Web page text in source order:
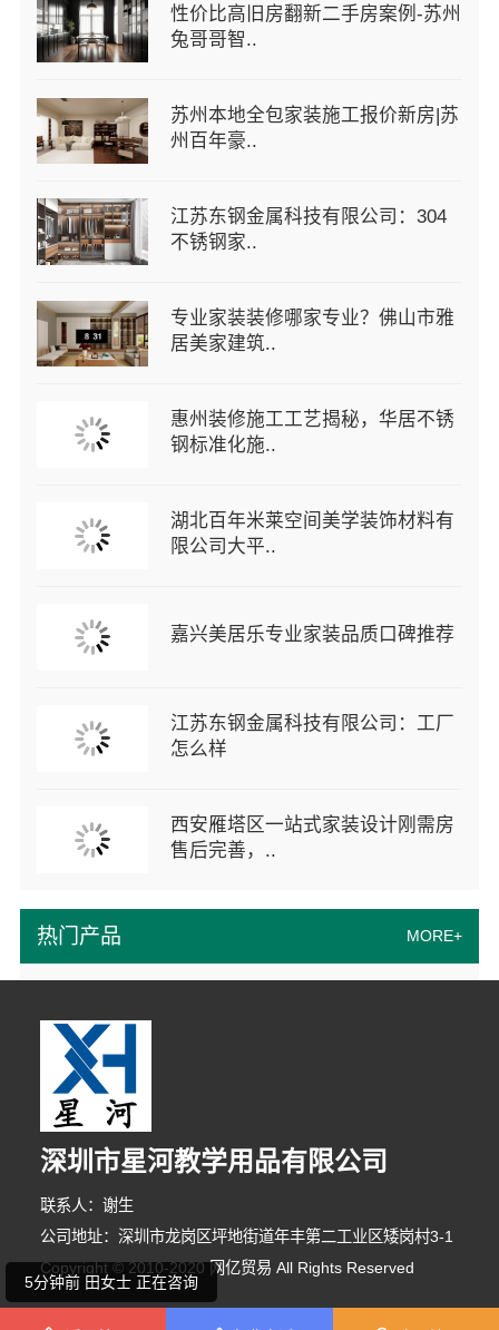
热门产品 MORE+
性价比高旧房翻新二手房案例-苏州
兔哥哥智..
苏州本地全包家装施工报价新房|苏
州百年豪..
江苏东钢金属科技有限公司：304
不锈钢家..
专业家装装修哪家专业？佛山市雅
居美家建筑..
惠州装修施工工艺揭秘，华居不锈
钢标准化施..
湖北百年米莱空间美学装饰材料有
限公司大平..
嘉兴美居乐专业家装品质口碑推荐
江苏东钢金属科技有限公司：工厂
怎么样
西安雁塔区一站式家装设计刚需房
售后完善，..
深圳市星河教学用品有限公司
联系人：谢生
公司地址：深圳市龙岗区坪地街道年丰第二工业区矮岗村3-1
Copyright © 2010-2020 网亿贸易 All Rights Reserved
2分钟前 马小姐 正在咨询
5分钟前 吴先生 正在咨询
8分钟前 段先生 正在咨询
5分钟前 田女士 正在咨询